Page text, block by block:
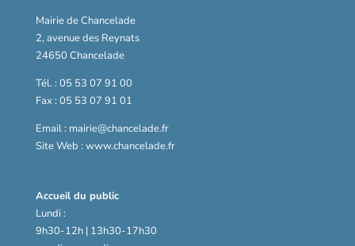
Mairie de Chancelade
2, avenue des Reynats
24650 Chancelade
Tél. : 05 53 07 91 00
Fax : 05 53 07 91 01
Email : mairie@chancelade.fr
Site Web : www.chancelade.fr
Accueil du public
Lundi :
9h30-12h | 13h30-17h30